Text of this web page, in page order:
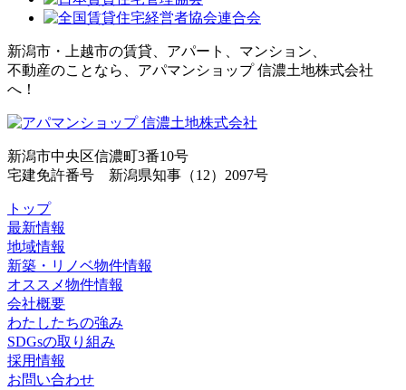
新潟市・上越市の賃貸、アパート、マンション、
不動産のことなら、アパマンショップ 信濃土地株式会社
へ！
新潟市中央区信濃町3番10号
宅建免許番号 新潟県知事（12）2097号
トップ
最新情報
地域情報
新築・リノベ物件情報
オススメ物件情報
会社概要
わたしたちの強み
SDGsの取り組み
採用情報
お問い合わせ